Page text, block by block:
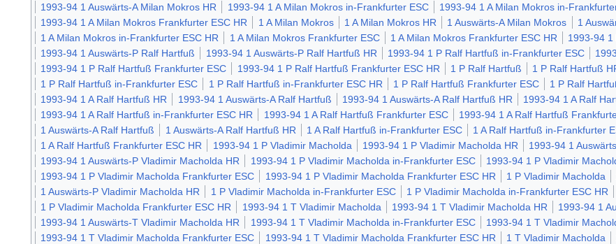
1993-94 1 Auswärts-A Milan Mokros HR
1993-94 1 A Milan Mokros in-Frankfurter ESC 1993-94 1 A Milan Mokros in-
1993-94 1 A Milan Mokros Frankfurter ESC HR
1 A Milan Mokros 1 A Milan Mokros HR 1 Auswärts-A Milan Mokros 1
1 A Milan Mokros in-Frankfurter ESC HR
1 A Milan Mokros Frankfurter ESC 1 A Milan Mokros Frankfurter ESC HR 1993-94 1
1993-94 1 Auswärts-P Ralf Hartfuß
1993-94 1 Auswärts-P Ralf Hartfuß HR 1993-94 1 P Ralf Hartfuß in-Frankfurter ESC
1993-94 1 P Ralf Hartfuß Frankfurter ESC
1993-94 1 P Ralf Hartfuß Frankfurter ESC HR 1 P Ralf Hartfuß 1 P Ralf Hartfuß
1 P Ralf Hartfuß in-Frankfurter ESC
1 P Ralf Hartfuß in-Frankfurter ESC HR 1 P Ralf Hartfuß Frankfurter ESC 1 P Ralf
1993-94 1 A Ralf Hartfuß HR
1993-94 1 Auswärts-A Ralf Hartfuß 1993-94 1 Auswärts-A Ralf Hartfuß HR
1993-94 1 A Ralf
1993-94 1 A Ralf Hartfuß in-Frankfurter ESC HR
1993-94 1 A Ralf Hartfuß Frankfurter ESC 1993-94 1 A Ralf Hartfuß
1 Auswärts-A Ralf Hartfuß
1 Auswärts-A Ralf Hartfuß HR 1 A Ralf Hartfuß in-Frankfurter ESC 1 A Ralf Hartfuß in-Frankfurter
1 A Ralf Hartfuß Frankfurter ESC HR
1993-94 1 P Vladimir Macholda 1993-94 1 P Vladimir Macholda HR
1993-94 1
1993-94 1 Auswärts-P Vladimir Macholda HR
1993-94 1 P Vladimir Macholda in-Frankfurter ESC
1993-94 1 P Vladimir
1993-94 1 P Vladimir Macholda Frankfurter ESC
1993-94 1 P Vladimir Macholda Frankfurter ESC HR 1 P Vladimir Macholda
1 Auswärts-P Vladimir Macholda HR
1 P Vladimir Macholda in-Frankfurter ESC 1 P Vladimir Macholda in-Frankfurter ESC HR
1 P Vladimir Macholda Frankfurter ESC HR
1993-94 1 T Vladimir Macholda 1993-94 1 T Vladimir Macholda HR
1993-94 1
1993-94 1 Auswärts-T Vladimir Macholda HR
1993-94 1 T Vladimir Macholda in-Frankfurter ESC
1993-94 1 T Vladimir
1993-94 1 T Vladimir Macholda Frankfurter ESC
1993-94 1 T Vladimir Macholda Frankfurter ESC HR 1 T Vladimir Macholda